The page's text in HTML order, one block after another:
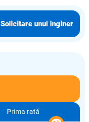
Solicitare unui inginer
Prima rată